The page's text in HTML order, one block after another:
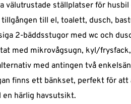
välutrustade ställplatser för husbil
tillgången till el, toalett, dusch,
2-bäddsstugor med wc och
med mikrovågsugn, kyl/
med antingen två
finns ett bänkset, perfekt för
en härlig havsutsikt.